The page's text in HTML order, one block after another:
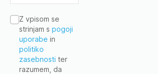
Z vpisom se
strinjam s pogoji
uporabe in
politiko
zasebnosti ter
razumem, da